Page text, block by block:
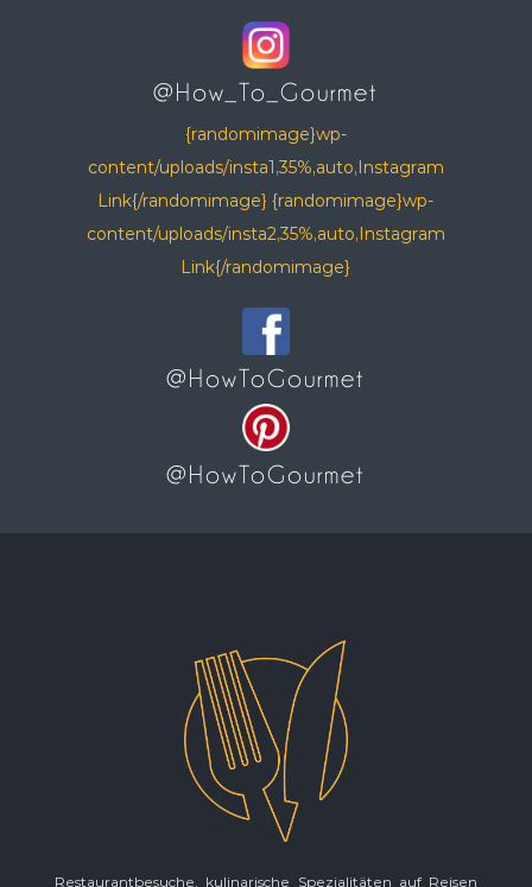
@How_To_Gourmet
{randomimage}wp-
content/uploads/insta1,35%,auto,Instagram
Link{/randomimage} {randomimage}wp-
content/uploads/insta2,35%,auto,Instagram
Link{/randomimage}
@HowToGourmet
@HowToGourmet
Restaurantbesuche, kulinarische Spezialitäten auf Reisen